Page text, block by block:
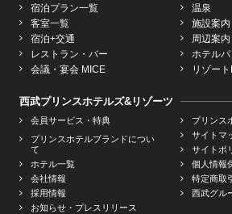
宿泊プラン一覧
客室一覧
宿泊+交通
レストラン・バー
会議・宴会 MICE
温泉
施設案内
周辺案内
ホテルパ
リゾー
西武プリンスホテルズ&リゾーツ
会員サービス・特典
プリンスホテルブランドについ
て
ホテル一覧
会社情報
採用情報
お知らせ・プレスリリース
プリンス
サイトマ
サイトポ
個人情報
特定商取
西武グル